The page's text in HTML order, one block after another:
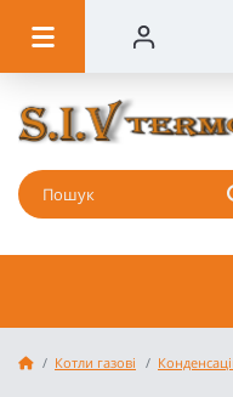
Котли газові